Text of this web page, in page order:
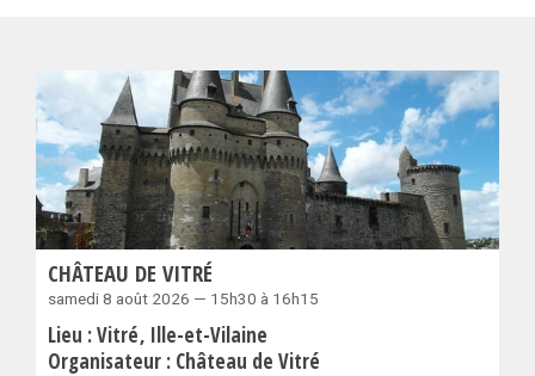
CHÂTEAU DE VITRÉ
samedi 8 août 2026 — 15h30 à 16h15
Lieu :Vitré Ille-et-Vilaine
Organisateur : Château de Vitré